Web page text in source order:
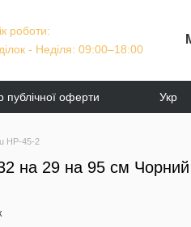
роботи:
- Неділя: 09:00–18:00
публічної оферти
Укр
HP-45-2
32 на 29 на 95 см